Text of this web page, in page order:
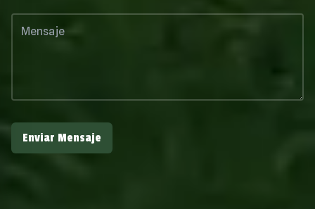
Enviar Mensaje